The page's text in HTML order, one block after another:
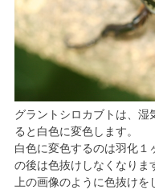
グラントシロカブトは、湿
ると白色に変色します。
白色に変色するのは羽化１
の後は色抜けしなくなりま
上の画像のように色抜けを